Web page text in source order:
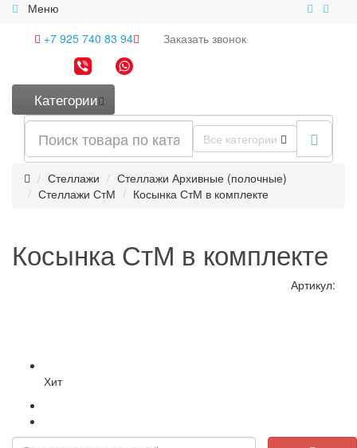
Меню
+7 925 740 83 94
Заказать звонок
Категории
Все категории
Стеллажи
Стеллажи Архивные (полочные)
Стеллажи СтМ
Косынка СтМ в комплекте
Косынка СтМ в комплекте
Артикул:
Хит